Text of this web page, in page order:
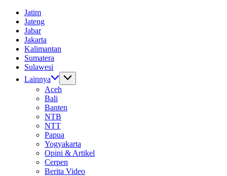
Jatim
Jateng
Jabar
Jakarta
Kalimantan
Sumatera
Sulawesi
Lainnya
Aceh
Bali
Banten
NTB
NTT
Papua
Yogyakarta
Opini & Artikel
Cerpen
Berita Video